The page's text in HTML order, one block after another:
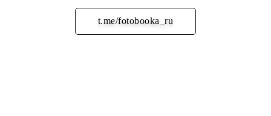
t.me/fotobooka_ru
Подписаться